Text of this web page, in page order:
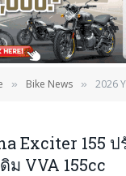
» Bike News » 2026 Yamaha
Exciter 155
ม VVA 155cc